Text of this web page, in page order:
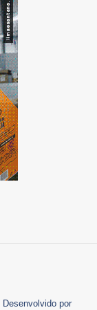
Desenvolvido por